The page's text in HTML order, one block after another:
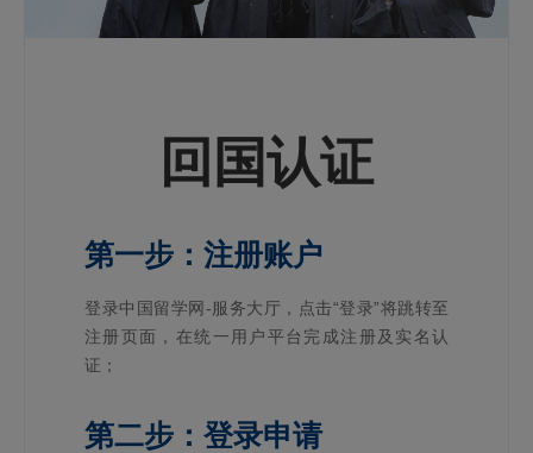
回国认证
第一步：注册账户
登录中国留学网-服务大厅，点击“登录”将跳转至
注册页面，在统一用户平台完成注册及实名认
证；
第二步：登录申请